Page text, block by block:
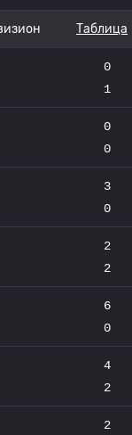
Таблица
0
1
0
0
3
0
2
2
6
0
4
2
2